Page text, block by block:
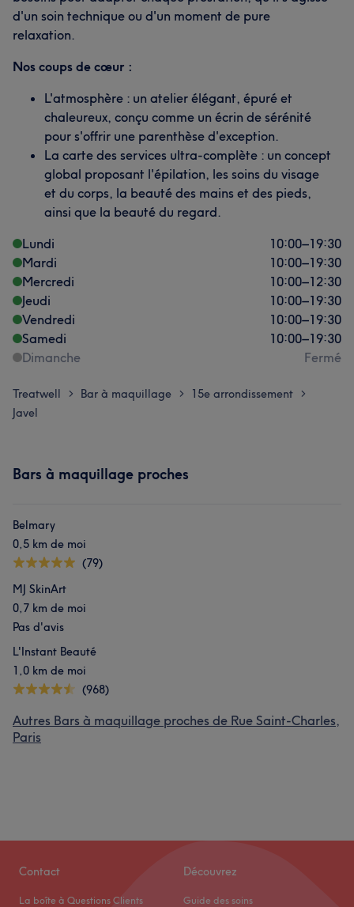
d'un soin technique ou d'un moment de pure
relaxation.
Nos coups de cœur :
L'atmosphère : un atelier élégant, épuré et
chaleureux, conçu comme un écrin de sérénité
pour s'offrir une parenthèse d'exception.
La carte des services ultra-complète : un concept
global proposant l'épilation, les soins du visage
et du corps, la beauté des mains et des pieds,
ainsi que la beauté du regard.
Lundi
10:00–19:30
Mardi
10:00–19:30
Mercredi
10:00–12:30
Jeudi
10:00–19:30
Vendredi
10:00–19:30
Samedi
10:00–19:30
Dimanche
Fermé
Treatwell > Bar à maquillage > 15e arrondissement >
Javel
Bars à maquillage proches
Belmary
0,5 km de moi
(79)
MJ SkinArt
0,7 km de moi
Pas d'avis
L'Instant Beauté
1,0 km de moi
(968)
Autres Bars à maquillage proches de Rue Saint-Charles,
Paris
Contact
La boîte à Questions Clients
Découvrez
Guide des soins